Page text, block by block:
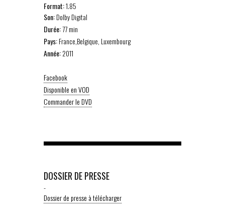
Format:1.85
Son:Dolby Digital
Durée:77 min
Pays:France,Belgique, Luxembourg
Année:2011
Facebook
Disponible en VOD
Commander le DVD
DOSSIER DE PRESSE
-
Dossier de presse à télécharger